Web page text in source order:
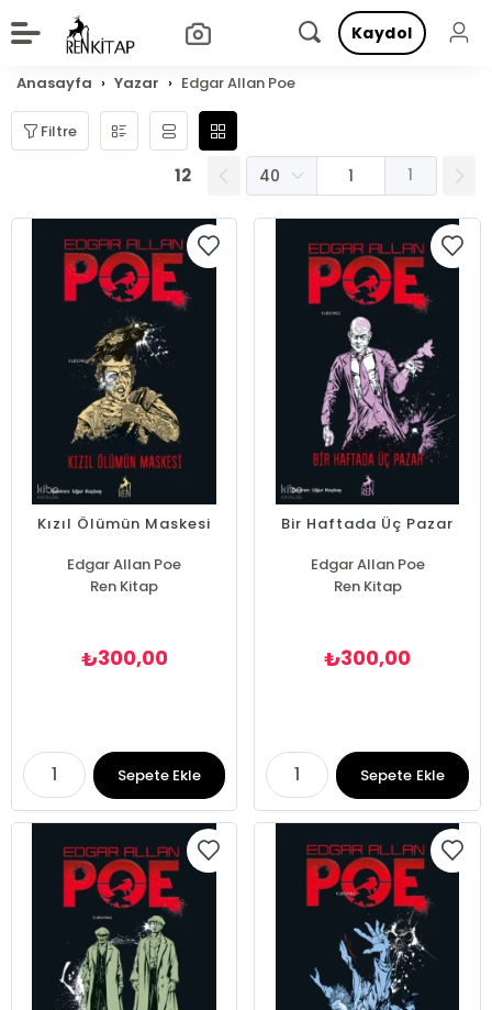
Kaydol
Anasayfa Yazar Edgar Allan Poe
Filtre
12 1
Kızıl Ölümün Maskesi
Edgar Allan Poe
Ren Kitap
₺300,00
Sepete Ekle
Bir Haftada Üç Pazar
Edgar Allan Poe
Ren Kitap
₺300,00
Sepete Ekle